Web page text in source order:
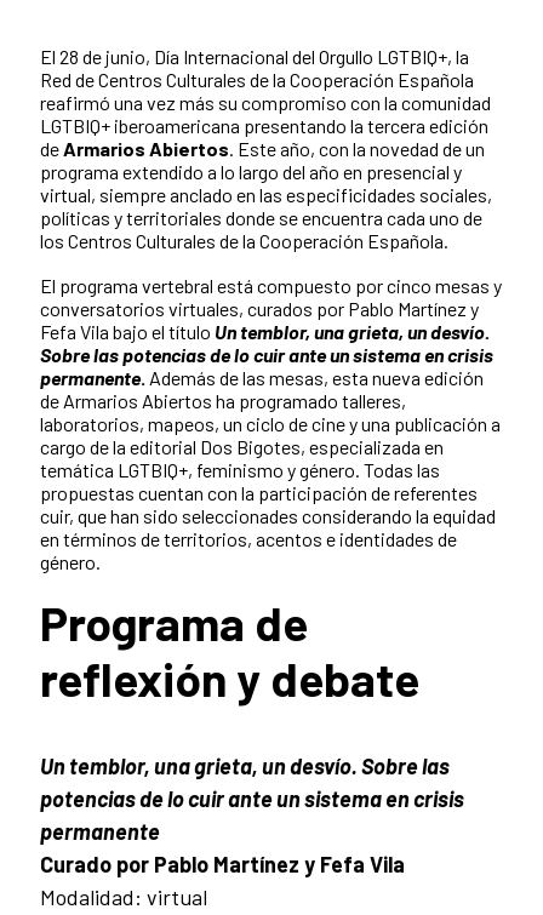
El 28 de junio, Día Internacional del Orgullo LGTBIQ+, la
Red de Centros Culturales de la Cooperación Española
reafirmó una vez más su compromiso con la comunidad
LGTBIQ+ iberoamericana presentando la tercera edición
deArmarios Abiertos. Este año, con la novedad de un
programa extendido a lo largo del año en presencial y
virtual, siempre anclado en las especificidades sociales,
políticas y territoriales donde se encuentra cada uno de
los Centros Culturales de la Cooperación Española.
El programa vertebral está compuesto por cinco mesas y
conversatorios virtuales, curados por Pablo Martínez y
Fefa Vila bajo el título Un temblor, una grieta, un desvío.
Sobre las potencias de lo cuir ante un sistema en crisis
permanente. Además de las mesas, esta nueva edición
de Armarios Abiertos ha programado talleres,
laboratorios, mapeos, un ciclo de cine y una publicación a
cargo de la editorial Dos Bigotes, especializada en
temática LGTBIQ+, feminismo y género. Todas las
propuestas cuentan con la participación de referentes
cuir, que han sido seleccionades considerando la equidad
en términos de territorios, acentos e identidades de
género.
Programa de
reflexión y debate
Un temblor, una grieta, un desvío. Sobre las
potencias de lo cuir ante un sistema en crisis
permanente
Curado por Pablo Martínez y Fefa Vila
Modalidad: virtual